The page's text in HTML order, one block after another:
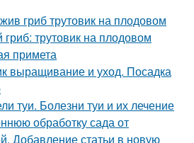
гриб трутовик на плодовом
трутовик на плодовом
примета
выращивание и уход. Посадка
туи. Болезни туи и их лечение
обработку сада от
Добавление статьи в новую